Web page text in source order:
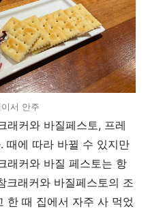
서 안주
래커와 바질페스토, 프레
. 때에 따라 바뀔 수 있지만
래커와 바질 페스토는 항
크래커와 바질페스토의 조
한 때 집에서 자주 사 먹었